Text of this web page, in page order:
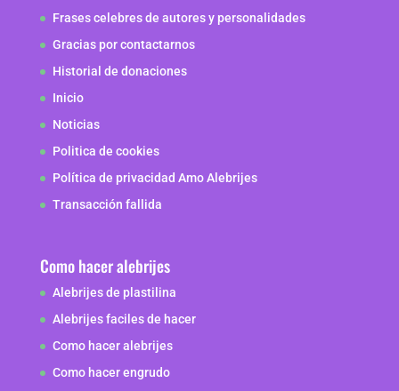
Frases celebres de autores y personalidades
Gracias por contactarnos
Historial de donaciones
Inicio
Noticias
Politica de cookies
Política de privacidad Amo Alebrijes
Transacción fallida
Como hacer alebrijes
Alebrijes de plastilina
Alebrijes faciles de hacer
Como hacer alebrijes
Como hacer engrudo